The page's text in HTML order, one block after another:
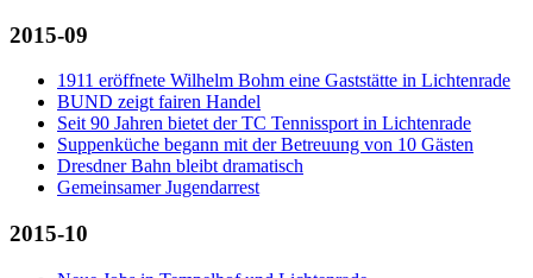
2015-09
1911 eröffnete Wilhelm Bohm eine Gaststätte in Lichtenrade
BUND zeigt fairen Handel
Seit 90 Jahren bietet der TC Tennissport in Lichtenrade
Suppenküche begann mit der Betreuung von 10 Gästen
Dresdner Bahn bleibt dramatisch
Gemeinsamer Jugendarrest
2015-10